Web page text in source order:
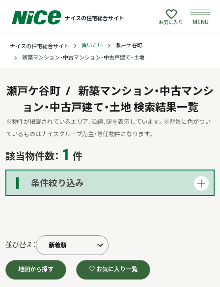
ナイスの住宅総合サイト
買いたい
建てたい
リフォームしたい
お気に入り MENU
ナイスの住宅総合サイト 買いたい
瀬戸ケ谷町
新築マンション・中古マンション・中古戸建て・土地
瀬戸ケ谷町
新築マンション・中古マンシ
ョン・中古戸建て・土地検索結果一覧
※物件が掲載されているエリア、沿線、駅を表示しています。 ※背景に色がつい
ているものはナイスグループ売主・専任物件になります。
該当物件数： 1 件
条件絞り込み
並び替え：
地図から探す ♡ お気に入り一覧